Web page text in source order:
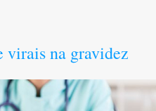
virais na gravidez